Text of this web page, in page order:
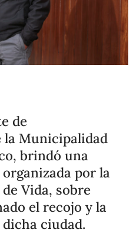
de
la Municipalidad
brindó una
por la
Vida, sobre
el recojo y la
ciudad.